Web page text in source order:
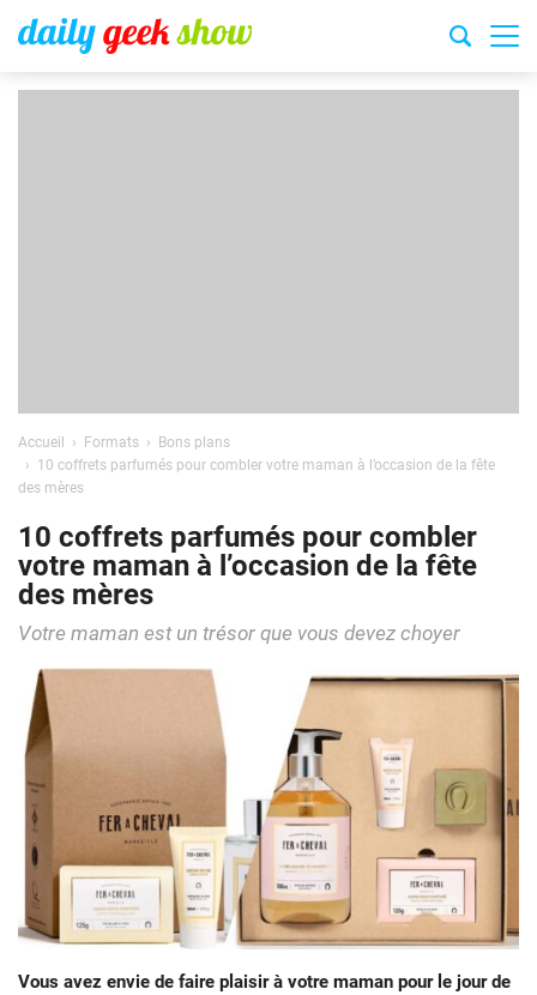
Accueil Formats
Bons plans
10 coffrets parfumés pour combler votre maman à l’occasion de la fête
des mères
10 coffrets parfumés pour combler
votre maman à l’occasion de la fête
des mères
Votre maman est un trésor que vous devez choyer
Vous avez envie de faire plaisir à votre maman pour le jour de